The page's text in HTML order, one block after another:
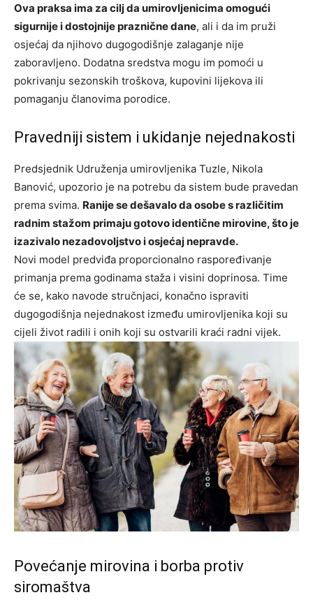
Ova praksa ima za cilj da umirovljenicima omogući
sigurnije i dostojnije praznične dane, ali i da im pruži
osjećaj da njihovo dugogodišnje zalaganje nije
zaboravljeno. Dodatna sredstva mogu im pomoći u
pokrivanju sezonskih troškova, kupovini lijekova ili
pomaganju članovima porodice.
Pravedniji sistem i ukidanje nejednakosti
Predsjednik Udruženja umirovljenika Tuzle, Nikola
Banović, upozorio je na potrebu da sistem bude pravedan
prema svima. Ranije se dešavalo da osobe s različitim
radnim stažom primaju gotovo identične mirovine, što je
izazivalo nezadovoljstvo i osjećaj nepravde.
Novi model predviđa proporcionalno raspoređivanje
primanja prema godinama staža i visini doprinosa. Time
će se, kako navode stručnjaci, konačno ispraviti
dugogodišnja nejednakost između umirovljenika koji su
cijeli život radili i onih koji su ostvarili kraći radni vijek.
Povećanje mirovina i borba protiv
siromaštva